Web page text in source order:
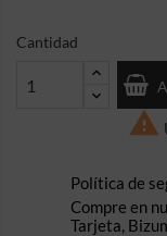
Cantidad

Política de
Compre en
Tarjeta,